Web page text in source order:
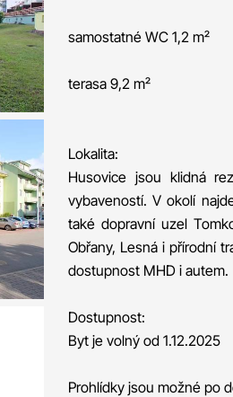
samostatné WC 1,2 m²
terasa 9,2 m²
Lokalita:
Husovice jsou klidná
vybaveností. V okolí
také dopravní uzel
Obřany, Lesná i přírodní
dostupnost MHD i autem.
Dostupnost:
Byt je volný od 1.12.2025
Prohlídky jsou možné po